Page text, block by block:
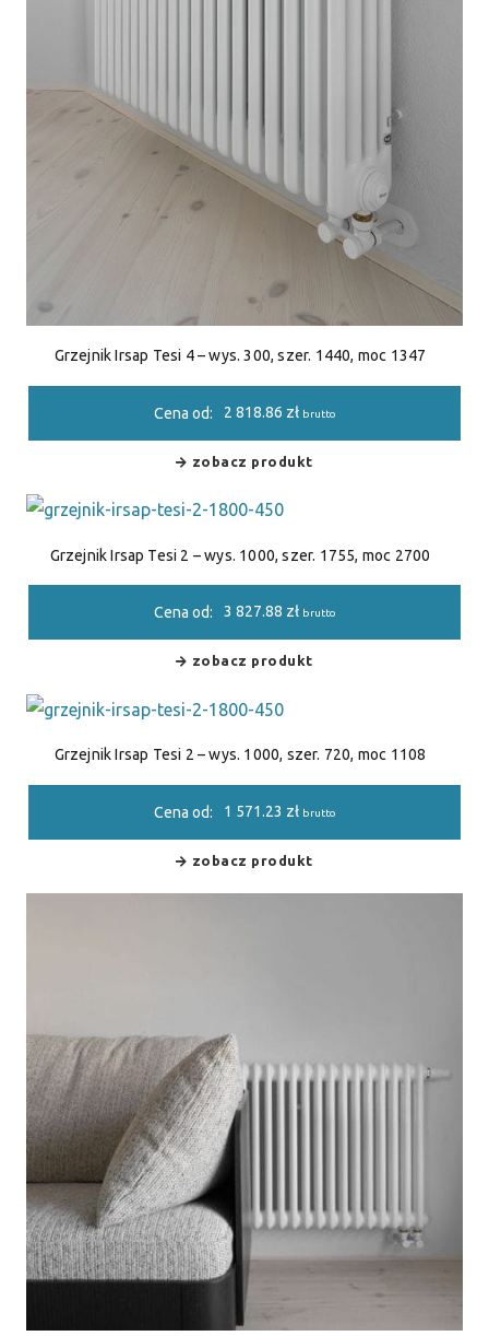
Grzejnik Irsap Tesi 4 – wys. 300, szer. 1440, moc 1347
Cena od: 2 818.86 zł brutto
zobacz produkt
Grzejnik Irsap Tesi 2 – wys. 1000, szer. 1755, moc 2700
Cena od: 3 827.88 zł brutto
zobacz produkt
Grzejnik Irsap Tesi 2 – wys. 1000, szer. 720, moc 1108
Cena od: 1 571.23 zł brutto
zobacz produkt